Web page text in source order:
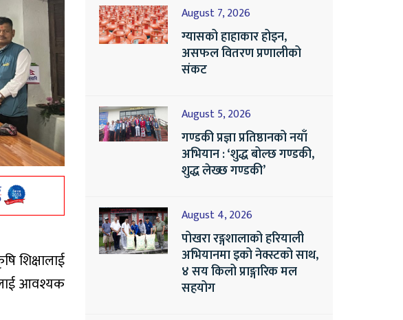
शिक्षालाई
आवश्यक
August 7, 2026
ग्यासको हाहाकार होइन,
असफल वितरण प्रणालीको
संकट
August 5, 2026
गण्डकी प्रज्ञा प्रतिष्ठानको नयाँ
अभियान : ‘शुद्ध बोल्छ गण्डकी,
शुद्ध लेख्छ गण्डकी’
August 4, 2026
पोखरा रङ्गशालाको हरियाली
अभियानमा इको नेक्स्टको साथ,
४ सय किलो प्राङ्गारिक मल
सहयोग